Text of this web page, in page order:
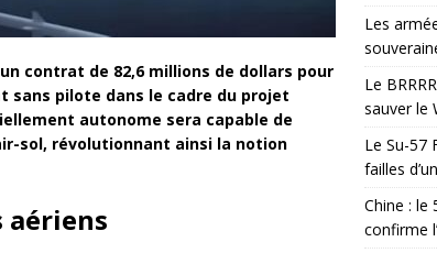
contrat de 82,6 millions de dollars pour
sans pilote dans le cadre du projet
autonome sera capable de
sol, révolutionnant ainsi la notion
aériens
Les
Le
sauver le
Le Su-57
failles
Chine : le
confirme